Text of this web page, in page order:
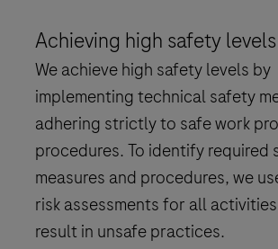
Achieving high safety levels
We achieve high safety levels by
implementing technical safety
adhering strictly to safe work
procedures. To identify required
measures and procedures, we
risk assessments for all
result in unsafe practices.